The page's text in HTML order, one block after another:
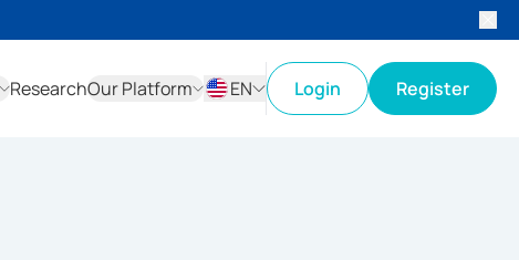
ResearchOur Platform
EN
Login Register